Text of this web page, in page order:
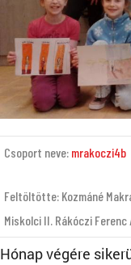
Csoport neve: mrakoczi4b
Feltöltötte: Kozmáné
Miskolci II. Rákóczi
Hónap végére